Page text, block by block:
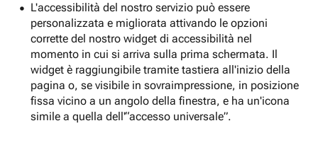
L'accessibilità del nostro servizio può essere
personalizzata e migliorata attivando le opzioni
corrette del nostro widget di accessibilità nel
momento in cui si arriva sulla prima schermata. Il
widget è raggiungibile tramite tastiera all'inizio della
pagina o, se visibile in sovraimpressione, in posizione
fissa vicino a un angolo della finestra, e ha un'icona
simile a quella dell'“accesso universale”.